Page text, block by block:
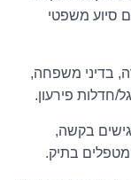
סיוע משפטי
בדיני משפחה,
חדלות פירעון.
בקשה,
מטפלים בתיק.